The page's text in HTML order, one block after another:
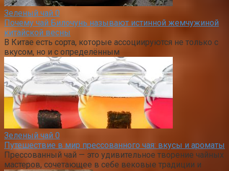
Зеленый чай 0
Почему чай Билочунь называют истинной жемчужиной
китайской весны
В Китае есть сорта, которые ассоциируются не только с
вкусом, но и с определённым
Зеленый чай 0
Путешествие в мир прессованного чая: вкусы и ароматы
Прессованный чай — это удивительное творение чайных
мастеров, сочетающее в себе вековые традиции и